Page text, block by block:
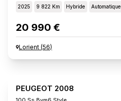
2025 9 822 Km Hybride Automatique
20 990 €
Lorient (56)
PEUGEOT 2008